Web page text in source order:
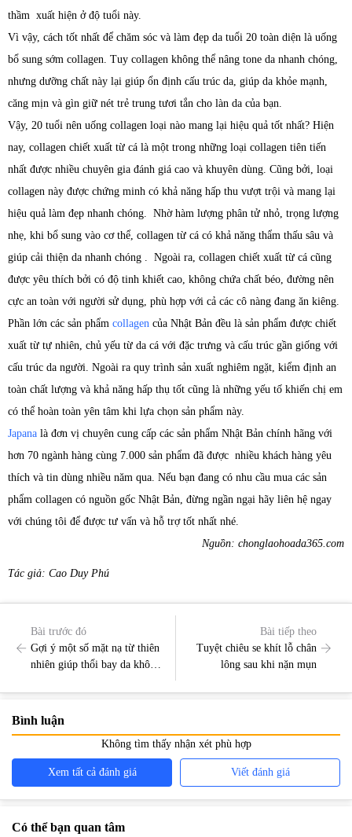
thầm xuất hiện ở độ tuổi này.
Vì vậy, cách tốt nhất để chăm sóc và làm đẹp da tuổi 20 toàn diện là uống
bổ sung sớm collagen. Tuy collagen không thể nâng tone da nhanh chóng,
nhưng dưỡng chất này lại giúp ổn định cấu trúc da, giúp da khỏe mạnh,
căng mịn và gìn giữ nét trẻ trung tươi tắn cho làn da của bạn.
Vậy, 20 tuổi nên uống collagen loại nào mang lại hiệu quả tốt nhất? Hiện
nay, collagen chiết xuất từ cá là một trong những loại collagen tiên tiến
nhất được nhiều chuyên gia đánh giá cao và khuyên dùng. Cũng bởi, loại
collagen này được chứng minh có khả năng hấp thu vượt trội và mang lại
hiệu quả làm đẹp nhanh chóng. Nhờ hàm lượng phân tử nhỏ, trọng lượng
nhẹ, khi bổ sung vào cơ thể, collagen từ cá có khả năng thẩm thấu sâu và
giúp cải thiện da nhanh chóng . Ngoài ra, collagen chiết xuất từ cá cũng
được yêu thích bởi có độ tinh khiết cao, không chứa chất béo, đường nên
cực an toàn với người sử dụng, phù hợp với cả các cô nàng đang ăn kiêng.
Phần lớn các sản phẩm collagen của Nhật Bản đều là sản phẩm được chiết
xuất từ tự nhiên, chủ yếu từ da cá với đặc trưng và cấu trúc gần giống với
cấu trúc da người. Ngoài ra quy trình sản xuất nghiêm ngặt, kiểm định an
toàn chất lượng và khả năng hấp thụ tốt cũng là những yếu tố khiến chị em
có thể hoàn toàn yên tâm khi lựa chọn sản phẩm này.
Japana là đơn vị chuyên cung cấp các sản phẩm Nhật Bản chính hãng với
hơn 70 ngành hàng cùng 7.000 sản phẩm đã được nhiều khách hàng yêu
thích và tin dùng nhiều năm qua. Nếu bạn đang có nhu cầu mua các sản
phẩm collagen có nguồn gốc Nhật Bản, đừng ngần ngại hãy liên hệ ngay
với chúng tôi để được tư vấn và hỗ trợ tốt nhất nhé.
Nguồn: chonglaohoada365.com
Tác giả: Cao Duy Phú
Bài trước đó
Gợi ý một số mặt nạ từ thiên
nhiên giúp thổi bay da khô
Bài tiếp theo
Tuyệt chiêu se khít lỗ chân
lông sau khi nặn mụn
Bình luận
Không tìm thấy nhận xét phù hợp
Xem tất cả đánh giá Viết đánh giá
Có thể bạn quan tâm